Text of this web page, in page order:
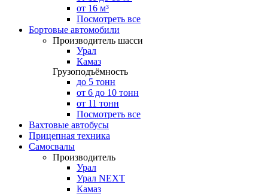
от 16 м³
Посмотреть все
Бортовые автомобили
Производитель шасси
Урал
Камаз
Грузоподъёмность
до 5 тонн
от 6 до 10 тонн
от 11 тонн
Посмотреть все
Вахтовые автобусы
Прицепная техника
Самосвалы
Производитель
Урал
Урал NEXT
Камаз